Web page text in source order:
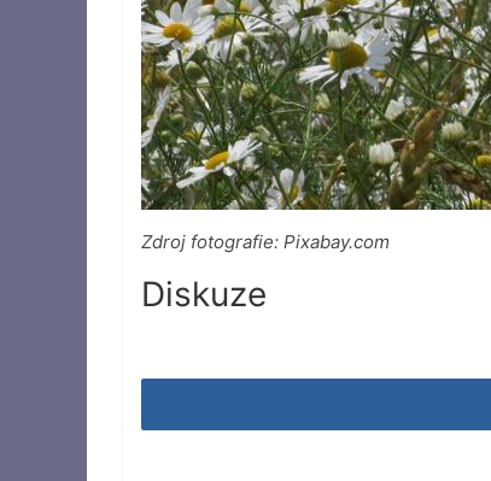
Zdroj fotografie: Pixabay.com
Diskuze